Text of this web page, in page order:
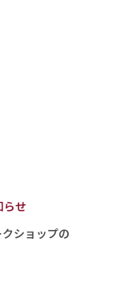
らせ
ショップの